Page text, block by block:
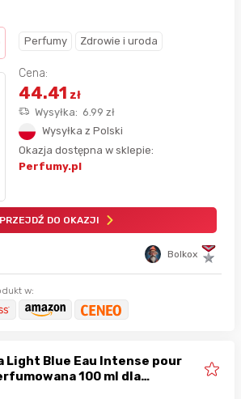
Perfumy Zdrowie i uroda
Cena:
44.41 zł
Wysyłka: 6.99 zł
Wysyłka z Polski
Okazja dostępna w sklepie:
Perfumy.pl
PRZEJDŹ DO OKAZJI
Bolkox
w:
Light Blue Eau Intense pour
100 ml dla